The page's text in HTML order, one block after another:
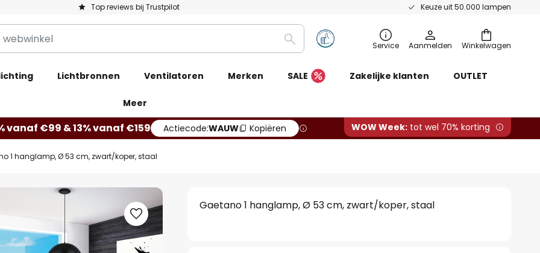
Top reviews bij Trustpilot Keuze uit 50.000 lampen
Winkelwagen
Zoeken Service Aanmelden
Lichtbronnen Ventilatoren Merken SALE Zakelijke klanten OUTLET
Meer
vanaf €99 & 13% vanaf €159 Actiecode:WAUW Kopiëren WOW Week: tot wel 70% korting
1 hanglamp, Ø 53 cm, zwart/koper, staal
Gaetano 1 hanglamp, Ø 53 cm, zwart/koper, staal